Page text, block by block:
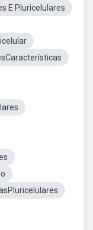
E Pluricelulares